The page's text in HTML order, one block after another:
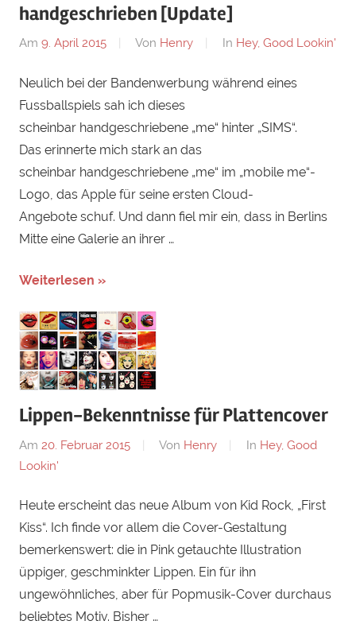
handgeschrieben [Update]
Am 9. April 2015 Von Henry In Hey, Good Lookin'
Neulich bei der Bandenwerbung während eines
Fussballspiels sah ich dieses
scheinbar handgeschriebene „me“ hinter „SIMS“.
Das erinnerte mich stark an das
scheinbar handgeschriebene „me“ im „mobile me“-
Logo, das Apple für seine ersten Cloud-
Angebote schuf. Und dann fiel mir ein, dass in Berlins
Mitte eine Galerie an ihrer …
Weiterlesen »
Lippen-Bekenntnisse für Plattencover
Am 20. Februar 2015 Von Henry In Hey, Good
Lookin'
Heute erscheint das neue Album von Kid Rock, „First
Kiss“. Ich finde vor allem die Cover-Gestaltung
bemerkenswert: die in Pink getauchte Illustration
üppiger, geschminkter Lippen. Ein für ihn
ungewöhnliches, aber für Popmusik-Cover durchaus
beliebtes Motiv. Bisher …